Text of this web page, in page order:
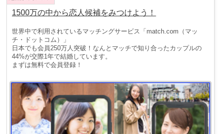
1500万の中から恋人候補をみつけよう！
世界中で利用されているマッチングサービス「match.com（マッ
チ・ドットコム）」
日本でも会員250万人突破！なんとマッチで知り合ったカップルの
44%が交際1年で結婚しています。
まずは無料で会員登録！